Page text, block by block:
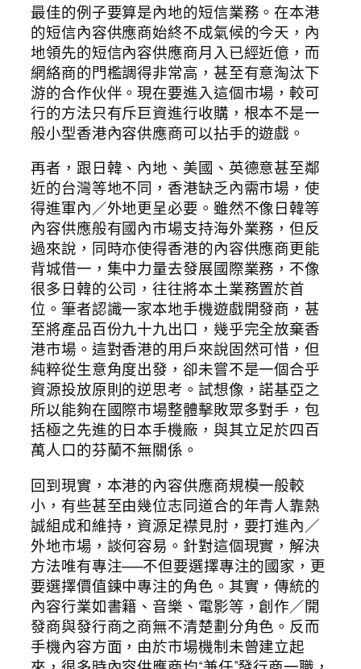
最佳的例子要算是內地的短信業務。在本港
的短信內容供應商始終不成氣候的今天，內
地領先的短信內容供應商月入已經近億，而
網絡商的門檻調得非常高，甚至有意淘汰下
游的合作伙伴。現在要進入這個市場，較可
行的方法只有斥巨資進行收購，根本不是一
般小型香港內容供應商可以拈手的遊戲。
再者，跟日韓、內地、美國、英德意甚至鄰
近的台灣等地不同，香港缺乏內需市場，使
得進軍內／外地更呈必要。雖然不像日韓等
內容供應般有國內市場支持海外業務，但反
過來說，同時亦使得香港的內容供應商更能
背城借一，集中力量去發展國際業務，不像
很多日韓的公司，往往將本土業務置於首
位。筆者認識一家本地手機遊戲開發商，甚
至將產品百份九十九出口，幾乎完全放棄香
港市場。這對香港的用戶來說固然可惜，但
純粹從生意角度出發，卻未嘗不是一個合乎
資源投放原則的逆思考。試想像，諾基亞之
所以能夠在國際市場整體擊敗眾多對手，包
括極之先進的日本手機廠，與其立足於四百
萬人口的芬蘭不無關係。
回到現實，本港的內容供應商規模一般較
小，有些甚至由幾位志同道合的年青人靠熱
誠組成和維持，資源足襟見肘，要打進內／
外地市場，談何容易。針對這個現實，解決
方法唯有專注──不但要選擇專注的國家，更
要選擇價值鍊中專注的角色。其實，傳統的
內容行業如書籍、音樂、電影等，創作／開
發商與發行商之商無不清楚劃分角色。反而
手機內容方面，由於市場機制未曾建立起